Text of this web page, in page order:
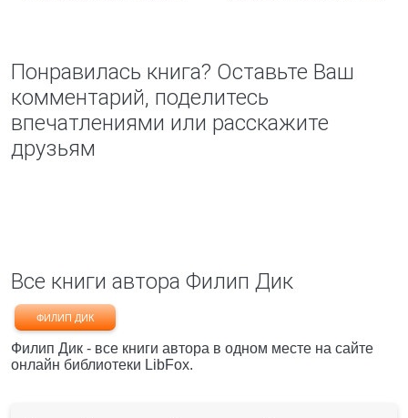
Понравилась книга? Оставьте Ваш
комментарий, поделитесь
впечатлениями или расскажите
друзьям
Все книги автора Филип Дик
ФИЛИП ДИК
Филип Дик - все книги автора в одном месте на сайте
онлайн библиотеки LibFox.